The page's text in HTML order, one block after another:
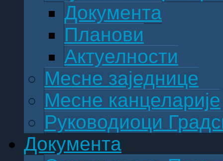
Документа
Планови
Актуелности
Месне заједнице
Месне канцеларије
Руководиоци
Документа